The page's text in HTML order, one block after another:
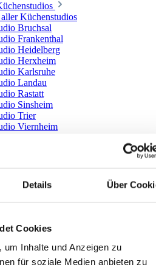
Details Über
Cookies
Inhalte und Anzeigen zu
für soziale Medien anbieten zu
Küchenstudios
Bruchsal
Frankenthal
Heidelberg
Herxheim
Karlsruhe
Landau
Rastatt
Sinsheim
Trier
Viernheim
Schlafzimmer
& Matratzen
& Bänke